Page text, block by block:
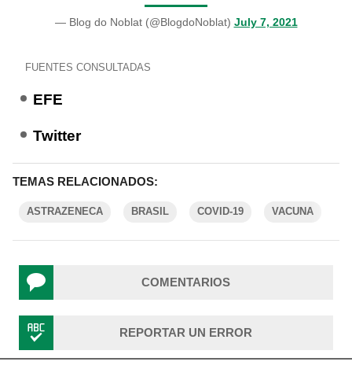
— Blog do Noblat (@BlogdoNoblat) July 7, 2021
FUENTES CONSULTADAS
EFE
Twitter
TEMAS RELACIONADOS:
ASTRAZENECA BRASIL COVID-19 VACUNA
COMENTARIOS
REPORTAR UN ERROR